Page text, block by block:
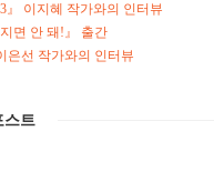
』 이지혜 작가와의 인터뷰
면 안 돼!』 출간
은선 작가와의 인터뷰
스트